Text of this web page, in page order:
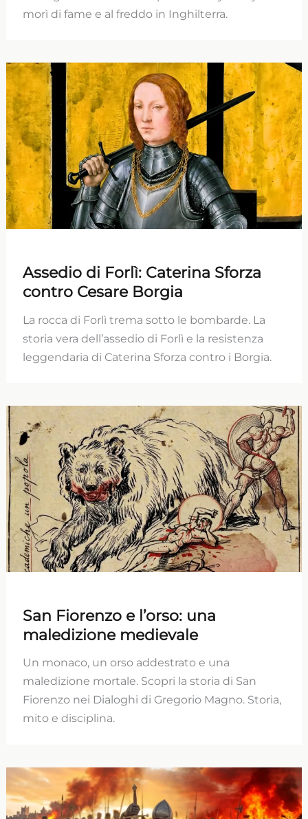
morì di fame e al freddo in Inghilterra.
Assedio di Forlì: Caterina Sforza
contro Cesare Borgia
La rocca di Forlì trema sotto le bombarde. La
storia vera dell’assedio di Forlì e la resistenza
leggendaria di Caterina Sforza contro i Borgia.
San Fiorenzo e l’orso: una
maledizione medievale
Un monaco, un orso addestrato e una
maledizione mortale. Scopri la storia di San
Fiorenzo nei Dialoghi di Gregorio Magno. Storia,
mito e disciplina.